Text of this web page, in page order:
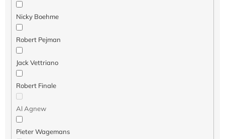
Nicky Boehme
Robert Pejman
Jack Vettriano
Robert Finale
Al Agnew
Pieter Wagemans